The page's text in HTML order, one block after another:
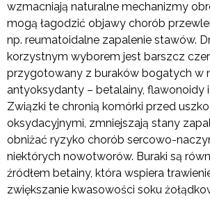
wzmacniają naturalne mechanizmy
mogą łagodzić objawy chorób
np. reumatoidalne zapalenie stawów.
korzystnym wyborem jest barszcz
przygotowany z buraków bogatych w
antyoksydanty – betalainy, flawonoidy
Związki te chronią komórki przed
oksydacyjnymi, zmniejszają stany
obniżać ryzyko chorób sercowo-
niektórych nowotworów. Buraki są
źródłem betainy, która wspiera
zwiększanie kwasowości soku